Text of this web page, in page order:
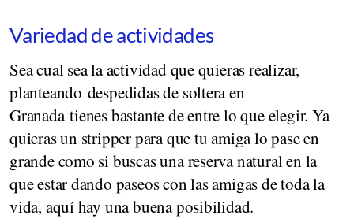
Variedad de actividades
Sea cual sea la actividad que quieras realizar,
planteando despedidas de soltera en
Granada tienes bastante de entre lo que elegir. Ya
quieras un stripper para que tu amiga lo pase en
grande como si buscas una reserva natural en la
que estar dando paseos con las amigas de toda la
vida, aquí hay una buena posibilidad.